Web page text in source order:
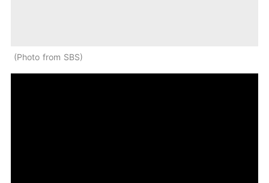
Photo from SBS